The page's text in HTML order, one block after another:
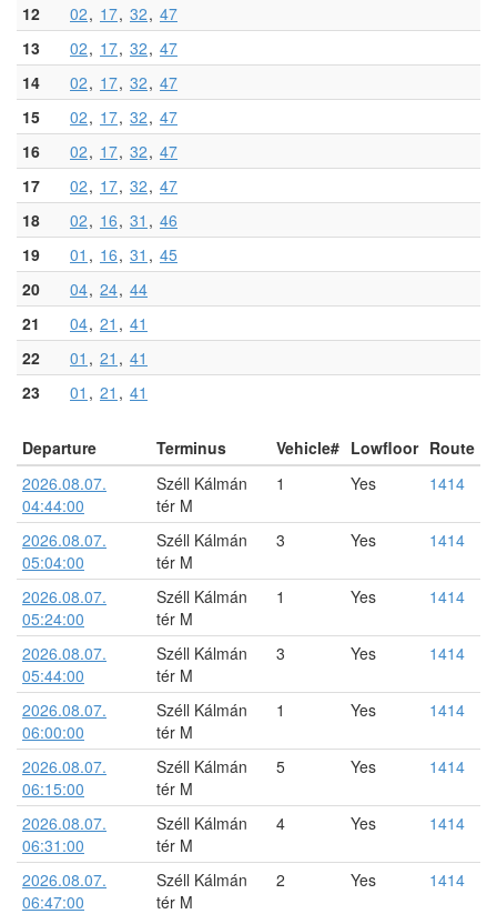
12
02 17 32 47
13
02 17 32 47
14
02 17 32 47
15
02 17 32 47
16
02 17 32 47
17
02 17 32 47
18
02 16 31
46
19
01 16 31
45
20
04 24 44
21
04 21
41
22
01 21
41
23
01 21 41
Departure Terminus Vehicle# Lowfloor Route
2026.08.07.
04:44:00
Széll Kálmán
tér M
1 Yes 1414
2026.08.07.
05:04:00
Széll Kálmán
tér M
3 Yes 1414
2026.08.07.
05:24:00
Széll Kálmán
tér M
1 Yes 1414
2026.08.07.
05:44:00
Széll Kálmán
tér M
3 Yes 1414
2026.08.07.
06:00:00
Széll Kálmán
tér M
1 Yes 1414
2026.08.07.
06:15:00
Széll Kálmán
tér M
5 Yes 1414
2026.08.07.
06:31:00
Széll Kálmán
tér M
4 Yes 1414
2026.08.07.
06:47:00
Széll Kálmán
tér M
2 Yes 1414